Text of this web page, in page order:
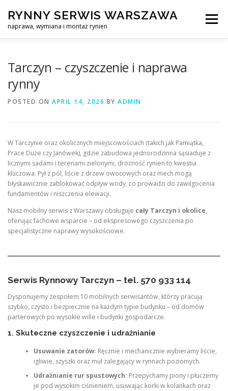
content
RYNNY SERWIS WARSZAWA
naprawa, wymiana i montaż rynien
Menu
Tarczyn – czyszczenie i naprawa
rynny
POSTED ON APRIL 14, 2026 BY ADMIN
W Tarczynie oraz okolicznych miejscowościach (takich jak Pamiątka,
Prace Duże czy Janówek), gdzie zabudowa jednorodzinna sąsiaduje z
licznymi sadami i terenami zielonymi, drożność rynien to kwestia
kluczowa. Pył z pól, liście z drzew owocowych oraz mech mogą
błyskawicznie zablokować odpływ wody, co prowadzi do zawilgocenia
fundamentów i niszczenia elewacji.
Nasz mobilny serwis z Warszawy obsługuje cały Tarczyn i okolice,
oferując fachowe wsparcie – od ekspresowego czyszczenia po
specjalistyczne naprawy wysokościowe.
Serwis Rynnowy Tarczyn – tel. 570 933 114
Dysponujemy zespołem 10 mobilnych serwisantów, którzy pracują
szybko, czysto i bezpiecznie na każdym typie budynku – od domów
parterowych po wysokie wille i budynki gospodarcze.
1. Skuteczne czyszczenie i udrażnianie
Usuwanie zatorów: Ręcznie i mechanicznie wybieramy liście,
igliwie, szyszki oraz muł zalegający w rynnach poziomych.
Udrażnianie rur spustowych: Przepychamy piony i płuczemy
je pod wysokim ciśnieniem, usuwając korki w kolankach oraz